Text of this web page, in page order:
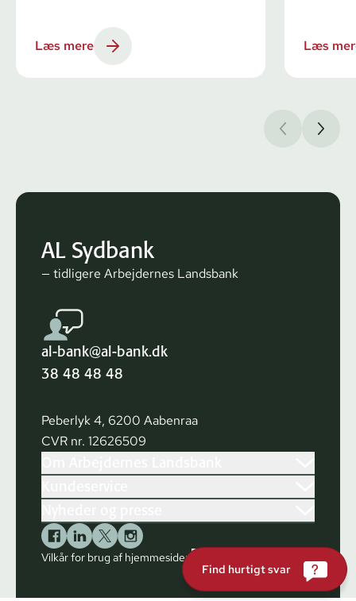
Læs mere Læs
AL Sydbank
— tidligere Arbejdernes Landsbank
al-bank@al-bank.dk
38 48 48 48
Peberlyk 4, 6200 Aabenraa
CVR nr. 12626509
Vilkår for brug af hjemmesiden
Find hurtigt svar